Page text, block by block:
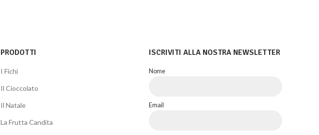
PRODOTTI
I Fichi
Il Cioccolato
Il Natale
La Frutta Candita
ISCRIVITI ALLA NOSTRA NEWSLETTER
Nome
Email